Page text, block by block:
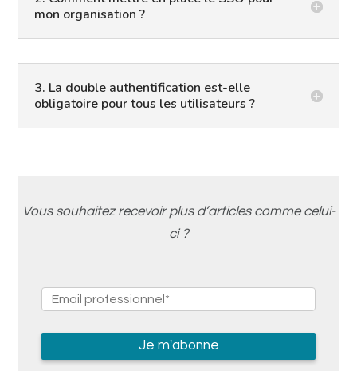
mon organisation ?
3. La double authentification est-elle
obligatoire pour tous les utilisateurs ?
Vous souhaitez recevoir plus d’articles comme celui-
ci ?